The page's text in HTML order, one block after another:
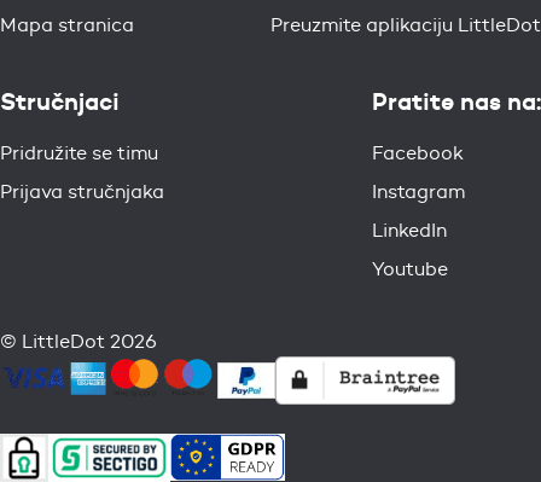
Mapa stranica
Preuzmite aplikaciju LittleDot
Stručnjaci
Pridružite se timu
Prijava stručnjaka
Pratite nas na:
Facebook
Instagram
LinkedIn
Youtube
© LittleDot 2026